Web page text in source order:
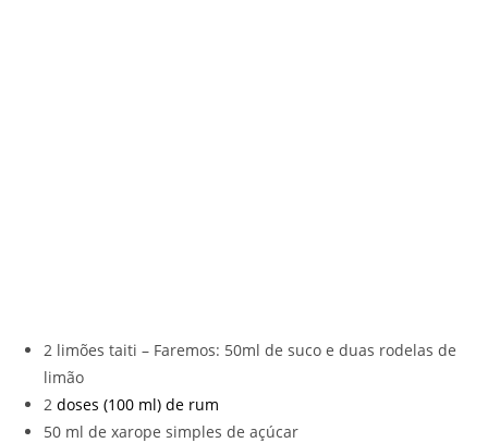
2 limões taiti – Faremos: 50ml de suco e duas rodelas de
limão
2 doses (100 ml) de rum
50 ml de xarope simples de açúcar